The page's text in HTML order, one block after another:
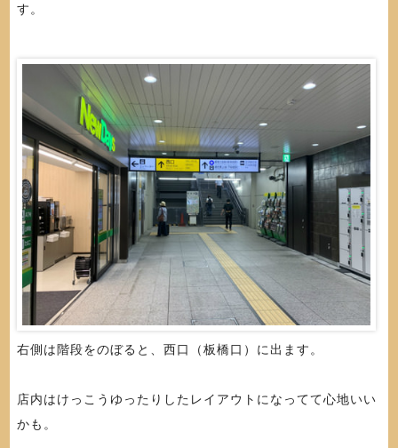
す。
右側は階段をのぼると、西口（板橋口）に出ます。
店内はけっこうゆったりしたレイアウトになってて心地いい
かも。